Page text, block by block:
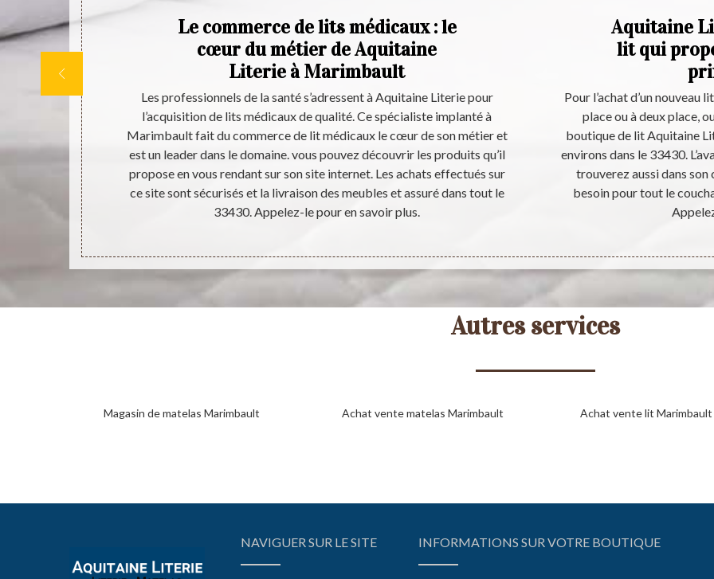
articles de
Le commerce de lits médicaux : le
cœur du métier de Aquitaine
Literie à Marimbault
Les professionnels de la santé s’adressent à Aquitaine Literie pour
l’acquisition de lits médicaux de qualité. Ce spécialiste implanté à
Marimbault fait du commerce de lit médicaux le cœur de son métier et
est un leader dans le domaine. vous pouvez découvrir les produits qu’il
propose en vous rendant sur son site internet. Les achats effectués sur
ce site sont sécurisés et la livraison des meubles et assuré dans tout le
33430. Appelez-le pour en savoir plus.
Aquitaine
lit qui
Pour l’achat d’un nouveau
place ou à deux place,
boutique de lit Aquitaine
environs dans le 33430.
trouverez aussi dans
besoin pour tout le
Autres services
Magasin de matelas Marimbault Achat vente matelas Marimbault Achat vente lit Marimbault
NAVIGUER SUR LE SITE INFORMATIONS SUR VOTRE BOUTIQUE